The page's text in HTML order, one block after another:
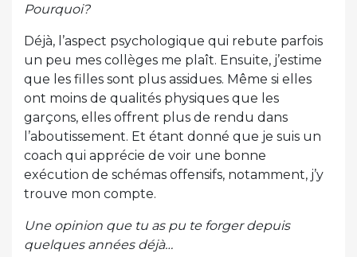
Pourquoi?
Déjà, l’aspect psychologique qui rebute parfois
un peu mes collèges me plaît. Ensuite, j’estime
que les filles sont plus assidues. Même si elles
ont moins de qualités physiques que les
garçons, elles offrent plus de rendu dans
l’aboutissement. Et étant donné que je suis un
coach qui apprécie de voir une bonne
exécution de schémas offensifs, notamment, j’y
trouve mon compte.
Une opinion que tu as pu te forger depuis
quelques années déjà…